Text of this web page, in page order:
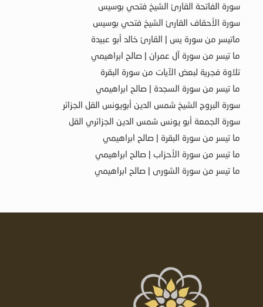
سورة الفاتحة القارئ الشيخ فتحي بوسيس
سورة الأحقاف القارئ الشيخ فتحي بوسيس
ماتيسر من سورة يس | القارئ خالد أبو عبيدة
ما تيسر من سورة آل عمران | صالح ابراهيمي
تلاوة فجرية لبعض الآيات من سورة البقرة
ما تيسر من سورة السجدة | صالح ابراهيمي
سورة البروج الشيخ شمس الدين أبويونس القل الجزائر
سورة الجمعة أبو يونس شمس الدين الجزائري القل
ما تيسر من سورة البقرة | صالح ابراهيمي
ما تيسر من سورة الأحزاب | صالح ابراهيمي
ما تيسر من سورة الشورى | صالح ابراهيمي